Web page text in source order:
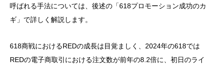
呼ばれる手法については、後述の「618プロモーション成功のカ
ギ」で詳しく解説します。
618商戦におけるREDの成長は目覚ましく、2024年の618では
REDの電子商取引における注文数が前年の8.2倍に、初日のライ